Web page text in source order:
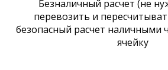
Безналичный расчет (не
перевозить и
безопасный расчет наличными
ячейку